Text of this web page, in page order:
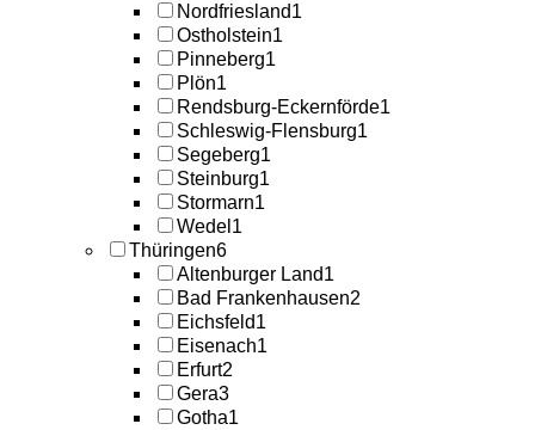
Nordfriesland1
Ostholstein1
Pinneberg1
Plön1
Rendsburg-Eckernförde1
Schleswig-Flensburg1
Segeberg1
Steinburg1
Stormarn1
Wedel 1
Thüringen6
Altenburger Land1
Bad Frankenhausen2
Eichsfeld1
Eisenach1
Erfurt2
Gera3
Gotha1